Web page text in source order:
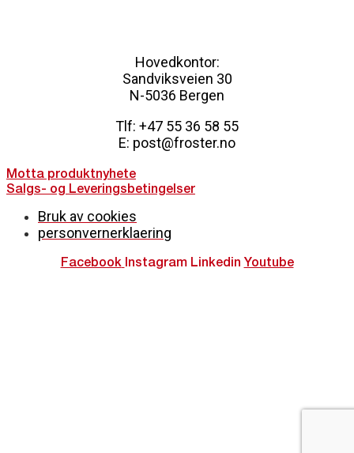
Hovedkontor:
Sandviksveien 30
N-5036 Bergen
Tlf: +47 55 36 58 55
E: post@froster.no
Motta produktnyhete
Salgs- og Leveringsbetingelser
Bruk av cookies
personvernerklaering
Facebook Instagram Linkedin Youtube